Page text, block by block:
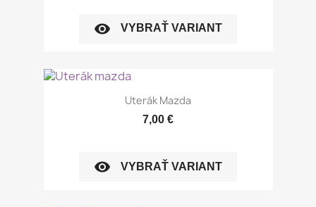
visibility VYBRAŤ VARIANT
Uterák Mazda
7,00 €
visibility VYBRAŤ VARIANT